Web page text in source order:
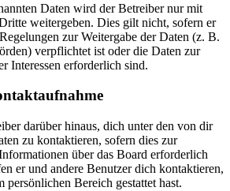
Daten wird der Betreiber nur mit
weitergeben. Dies gilt nicht, sofern er
zur Weitergabe der Daten (z. B.
verpflichtet ist oder die Daten zur
Interessen erforderlich sind.
darüber hinaus, dich unter den von dir
zu kontaktieren, sofern dies zur
über das Board erforderlich
er und andere Benutzer dich kontaktieren,
persönlichen Bereich gestattet hast.